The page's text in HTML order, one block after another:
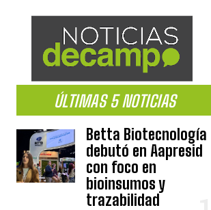
ÚLTIMAS 5 NOTICIAS
Betta Biotecnología
debutó en Aapresid
con foco en
bioinsumos y
trazabilidad